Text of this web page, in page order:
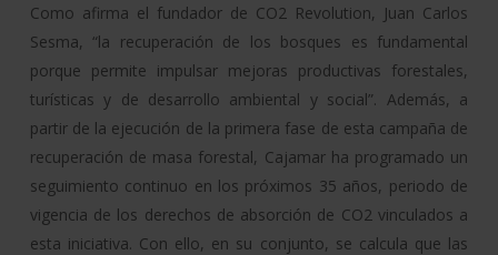
Como afirma el fundador de CO2 Revolution, Juan Carlos
Sesma, “la recuperación de los bosques es fundamental
porque permite impulsar mejoras productivas forestales,
turísticas y de desarrollo ambiental y social”. Además, a
partir de la ejecución de la primera fase de esta campaña de
recuperación de masa forestal, Cajamar ha programado un
seguimiento continuo en los próximos 35 años, periodo de
vigencia de los derechos de absorción de CO2 vinculados a
esta iniciativa. Con ello, en su conjunto, se calcula que las